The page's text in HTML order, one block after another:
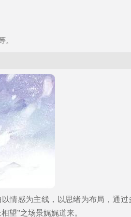
。
情感为主线，以思绪为布局，通过
望”之场景娓娓道来。